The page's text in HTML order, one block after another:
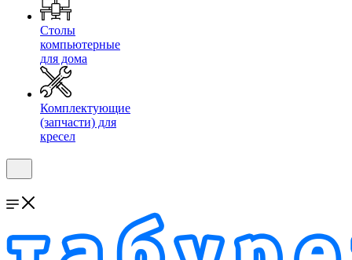
Столы
компьютерные
для дома
Комплектующие
(запчасти) для
кресел